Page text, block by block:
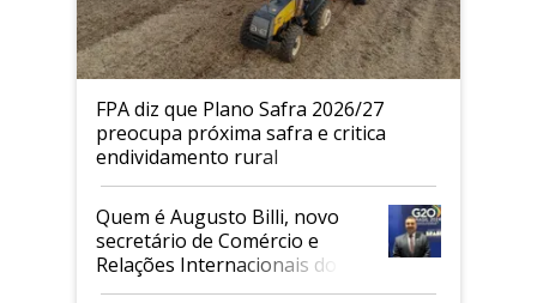
FPA diz que Plano Safra 2026/27
preocupa próxima safra e critica
endividamento rural
Quem é Augusto Billi, novo
secretário de Comércio e
Relações Internacionais do
Mapa